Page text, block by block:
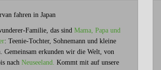
Familie, das sind Mama, Papa und
: Teenie-Tochter, Sohnemann und kleine
Gemeinsam erkunden wir die Welt, von
nach Neuseeland. Kommt mit auf unsere